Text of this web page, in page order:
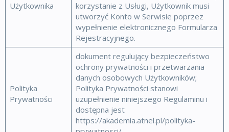
Użytkownika
korzystanie z Usługi, Użytkownik musi
utworzyć Konto w Serwisie poprzez
wypełnienie elektronicznego Formularza
Rejestracyjnego.
Polityka
Prywatności
dokument regulujący bezpieczeństwo
ochrony prywatności i przetwarzania
danych osobowych Użytkowników;
Polityka Prywatności stanowi
uzupełnienie niniejszego Regulaminu i
dostępna jest
https://akademia.atnel.pl/polityka-